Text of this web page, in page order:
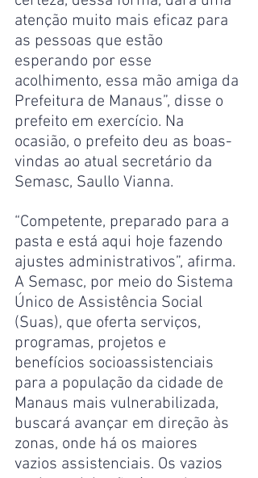
atenção muito mais eficaz para
as pessoas que estão
esperando por esse
acolhimento, essa mão amiga da
Prefeitura de Manaus”, disse o
prefeito em exercício. Na
ocasião, o prefeito deu as boas-
vindas ao atual secretário da
Semasc, Saullo Vianna.
“Competente, preparado para a
pasta e está aqui hoje fazendo
ajustes administrativos”, afirma.
A Semasc, por meio do Sistema
Único de Assistência Social
(Suas), que oferta serviços,
programas, projetos e
benefícios socioassistenciais
para a população da cidade de
Manaus mais vulnerabilizada,
buscará avançar em direção às
zonas, onde há os maiores
vazios assistenciais. Os vazios